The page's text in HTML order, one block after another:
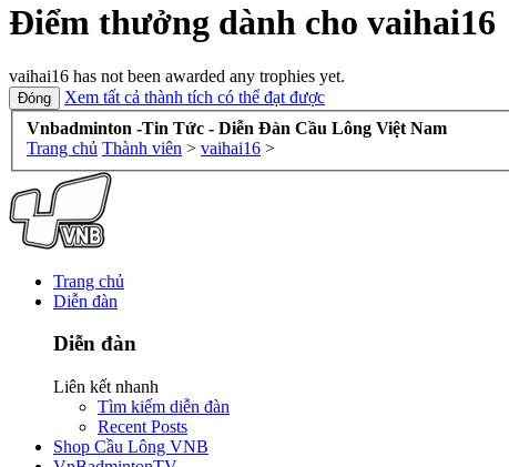
Điểm thưởng dành cho vaihai16
vaihai16 has not been awarded any trophies yet.
Xem tất cả thành tích có thể đạt được
Vnbadminton -Tin Tức - Diễn Đàn Cầu Lông Việt Nam
Trang chủ Thành viên > vaihai16 >
Trang chủ
Diễn đàn
Diễn đàn
Liên kết nhanh
Tìm kiếm diễn đàn
Recent Posts
Shop Cầu Lông VNB